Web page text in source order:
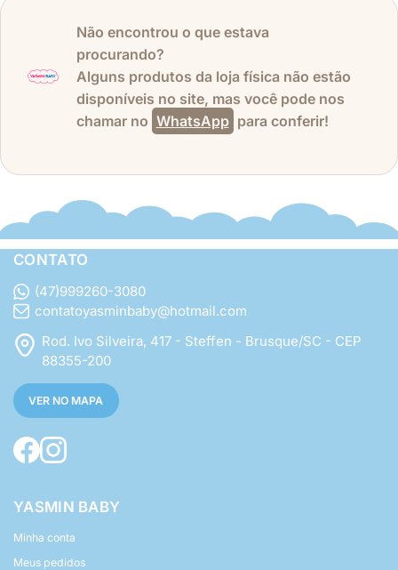
Não encontrou o que estava
procurando?
Alguns produtos da loja física não estão
disponíveis no site, mas você pode nos
chamar no WhatsApp para conferir!
CONTATO
(47)999260-3080
contatoyasminbaby@hotmail.com
Rod. Ivo Silveira, 417 - Steffen - Brusque/SC - CEP
88355-200
VER NO MAPA
YASMIN BABY
Minha conta
Meus pedidos